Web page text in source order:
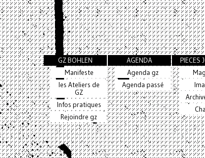
GZ BOHLEN
Manifeste
les Ateliers de
GZ
Infos pratiques
Rejoindre gz
AGENDA
Agenda gz
Agenda passé
PIECES